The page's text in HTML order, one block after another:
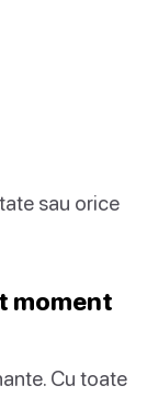
sau orice
moment
Cu toate